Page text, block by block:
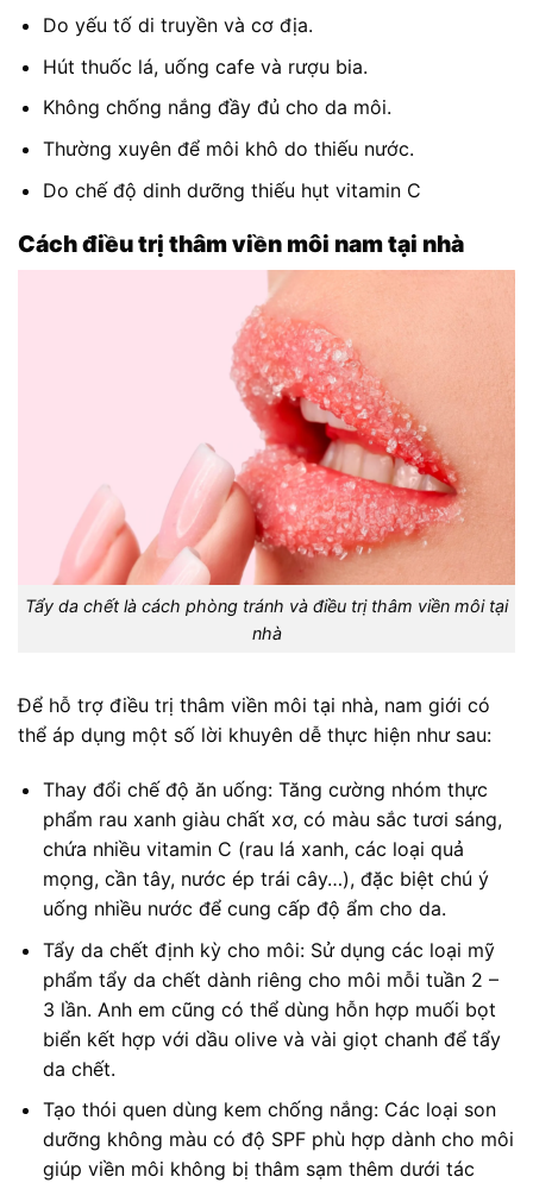
Do yếu tố di truyền và cơ địa.
Hút thuốc lá, uống cafe và rượu bia.
Không chống nắng đầy đủ cho da môi.
Thường xuyên để môi khô do thiếu nước.
Do chế độ dinh dưỡng thiếu hụt vitamin C
Cách điều trị thâm viền môi nam tại nhà
Tẩy da chết là cách phòng tránh và điều trị thâm viền môi tại
nhà
Để hỗ trợ điều trị thâm viền môi tại nhà, nam giới có
thể áp dụng một số lời khuyên dễ thực hiện như sau:
Thay đổi chế độ ăn uống: Tăng cường nhóm thực
phẩm rau xanh giàu chất xơ, có màu sắc tươi sáng,
chứa nhiều vitamin C (rau lá xanh, các loại quả
mọng, cần tây, nước ép trái cây…), đặc biệt chú ý
uống nhiều nước để cung cấp độ ẩm cho da.
Tẩy da chết định kỳ cho môi: Sử dụng các loại mỹ
phẩm tẩy da chết dành riêng cho môi mỗi tuần 2 –
3 lần. Anh em cũng có thể dùng hỗn hợp muối bọt
biển kết hợp với dầu olive và vài giọt chanh để tẩy
da chết.
Tạo thói quen dùng kem chống nắng: Các loại son
dưỡng không màu có độ SPF phù hợp dành cho môi
giúp viền môi không bị thâm sạm thêm dưới tác